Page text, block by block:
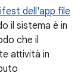
dell'app file
il sistema è in
che il
attività in